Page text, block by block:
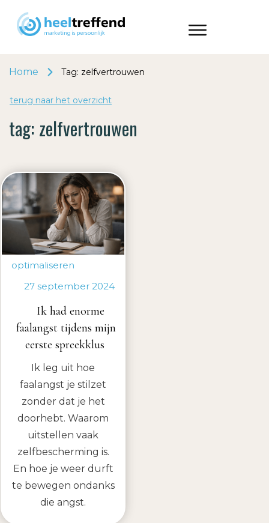
Home Tag: zelfvertrouwen
terug naar het overzicht
tag: zelfvertrouwen
optimaliseren
27 september 2024
Ik had enorme
faalangst tijdens mijn
eerste spreekklus
Ik leg uit hoe
faalangst je stilzet
zonder dat je het
doorhebt. Waarom
uitstellen vaak
zelfbescherming is.
En hoe je weer durft
te bewegen ondanks
die angst.